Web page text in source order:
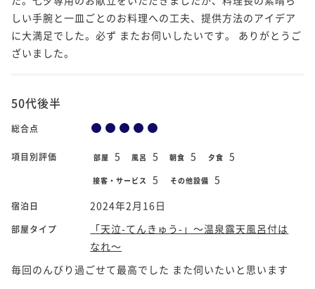
しい手腕と一皿ごとのお料理への工夫、提供方法のアイデア
に大満足でした。必ず またお伺いしたいです。 ありがとうご
ざいました。
50代後半
総合点
項目別評価 部屋 5 風呂 5 朝食 5 夕食 5
接客・サービス 5 その他設備 5
宿泊日 2024年2月16日
部屋タイプ
「天泣-てんきゅう-」～温泉露天風呂付は
なれ～
毎回のんびり過ごせて最高でした また伺いたいと思います